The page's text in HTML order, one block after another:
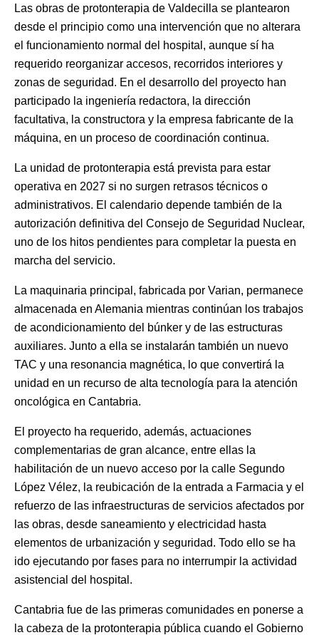
Las obras de protonterapia de Valdecilla se plantearon
desde el principio como una intervención que no alterara
el funcionamiento normal del hospital, aunque sí ha
requerido reorganizar accesos, recorridos interiores y
zonas de seguridad. En el desarrollo del proyecto han
participado la ingeniería redactora, la dirección
facultativa, la constructora y la empresa fabricante de la
máquina, en un proceso de coordinación continua.
La unidad de protonterapia está prevista para estar
operativa en 2027 si no surgen retrasos técnicos o
administrativos. El calendario depende también de la
autorización definitiva del Consejo de Seguridad Nuclear,
uno de los hitos pendientes para completar la puesta en
marcha del servicio.
La maquinaria principal, fabricada por Varian, permanece
almacenada en Alemania mientras continúan los trabajos
de acondicionamiento del búnker y de las estructuras
auxiliares. Junto a ella se instalarán también un nuevo
TAC y una resonancia magnética, lo que convertirá la
unidad en un recurso de alta tecnología para la atención
oncológica en Cantabria.
El proyecto ha requerido, además, actuaciones
complementarias de gran alcance, entre ellas la
habilitación de un nuevo acceso por la calle Segundo
López Vélez, la reubicación de la entrada a Farmacia y el
refuerzo de las infraestructuras de servicios afectados por
las obras, desde saneamiento y electricidad hasta
elementos de urbanización y seguridad. Todo ello se ha
ido ejecutando por fases para no interrumpir la actividad
asistencial del hospital.
Cantabria fue de las primeras comunidades en ponerse a
la cabeza de la protonterapia pública cuando el Gobierno